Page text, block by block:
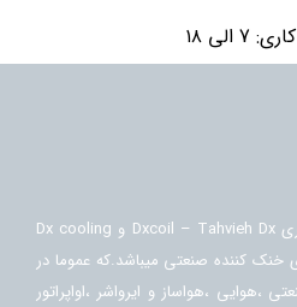
7
الی ۱۸
تهویه دی ایکس با برندهای تجاری Dxcoil – Tahvieh Dx و Dx cooling
خنک کننده صنعتی میباشد.که عموما در
،هوایی ،هواساز و ایرواشر ،اواپراتور